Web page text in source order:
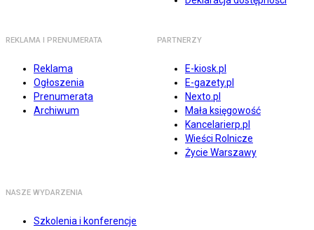
REKLAMA I PRENUMERATA
Reklama
Ogłoszenia
Prenumerata
Archiwum
PARTNERZY
E-kiosk.pl
E-gazety.pl
Nexto.pl
Mała księgowość
Kancelarierp.pl
Wieści Rolnicze
Życie Warszawy
NASZE WYDARZENIA
Szkolenia i konferencje